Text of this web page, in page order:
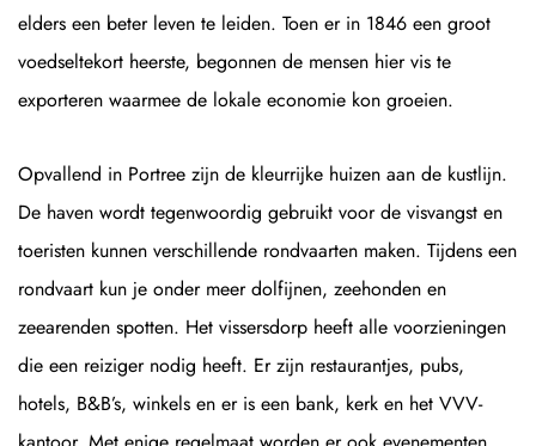
elders een beter leven te leiden. Toen er in 1846 een groot
voedseltekort heerste, begonnen de mensen hier vis te
exporteren waarmee de lokale economie kon groeien.
Opvallend in Portree zijn de kleurrijke huizen aan de kustlijn.
De haven wordt tegenwoordig gebruikt voor de visvangst en
toeristen kunnen verschillende rondvaarten maken. Tijdens een
rondvaart kun je onder meer dolfijnen, zeehonden en
zeearenden spotten. Het vissersdorp heeft alle voorzieningen
die een reiziger nodig heeft. Er zijn restaurantjes, pubs,
hotels, B&B’s, winkels en er is een bank, kerk en het VVV-